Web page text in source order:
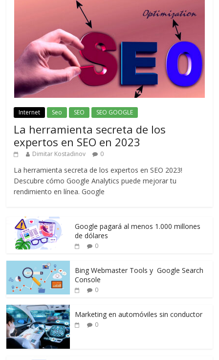
Internet Seo SEO SEO GOOGLE
La herramienta secreta de los
expertos en SEO en 2023
Dimitar Kostadinov 0
La herramienta secreta de los expertos en SEO 2023!
Descubre cómo Google Analytics puede mejorar tu
rendimiento en línea. Google
Google pagará al menos 1.000 millones
de dólares
0
Bing Webmaster Tools y Google Search
Console
0
Marketing en automóviles sin conductor
0